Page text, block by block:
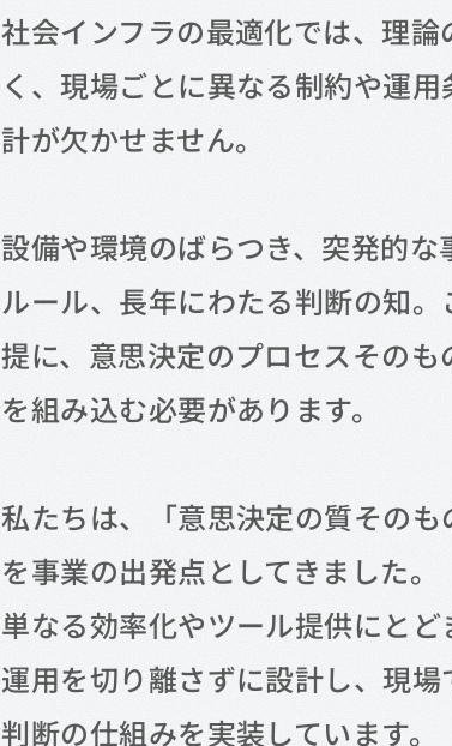
社会インフラの最適化では、理
く、現場ごとに異なる制約や運
計が欠かせません。
設備や環境のばらつき、突発的な
ルール、長年にわたる判断の知
提に、意思決定のプロセスその
を組み込む必要があります。
私たちは、「意思決定の質その
を事業の出発点としてきました。
単なる効率化やツール提供にと
運用を切り離さずに設計し、現
判断の仕組みを実装しています。